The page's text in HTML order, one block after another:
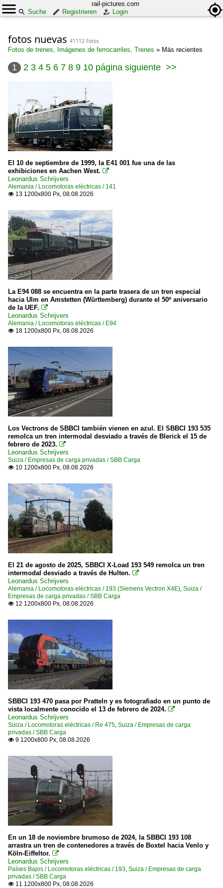
rail-pictures.com
Suche
Registrieren Login
fotos nuevas 41112 Fotos
Fotos de trenes, Imágenes de ferrocarriles, Trenes » Más recientes
1 2 3 4 5 6 7 8 9 10 página siguiente >>
El 10 de septiembre de 1999, la E41 001 fue una de las
exhibiciones en Aachen West. 
Leonardus Schrijvers
Alemania / Locomotoras eléctricas / 141
 13 1200x800 Px, 08.08.2026
La E94 088 se encuentra en la parte trasera de un tren especial
hacia Ulm en Amstetten (Württemberg) durante el 50º aniversario
de la UEF. 
Leonardus Schrijvers
Alemania / Locomotoras eléctricas / E94
 18 1200x800 Px, 08.08.2026
Los Vectrons de SBBCI también vienen en azul. El SBBCI 193 535
remolca un tren intermodal desviado a través de Blerick el 15 de
febrero de 2023. 
Leonardus Schrijvers
Suiza / Empresas de carga privadas / SBB Carga
 10 1200x800 Px, 08.08.2026
El 21 de agosto de 2025, SBBCI X-Load 193 549 remolca un tren
intermodal desviado a través de Hulten. 
Leonardus Schrijvers
Alemania / Locomotoras eléctricas / 193 (Siemens Vectron X4E), Suiza /
Empresas de carga privadas / SBB Carga
 12 1200x800 Px, 08.08.2026
SBBCI 193 470 pasa por Pratteln y es fotografiado en un punto de
vista localmente conocido el 13 de febrero de 2024. 
Leonardus Schrijvers
Suiza / Locomotoras eléctricas / Re 475, Suiza / Empresas de carga
privadas / SBB Carga
 9 1200x800 Px, 08.08.2026
En un 18 de noviembre brumoso de 2024, la SBBCI 193 108
arrastra un tren de contenedores a través de Boxtel hacia Venlo y
Köln-Eiffeltor. 
Leonardus Schrijvers
Países Bajos / Locomotoras eléctricas / 193, Suiza / Empresas de carga
privadas / SBB Carga
 11 1200x800 Px, 08.08.2026